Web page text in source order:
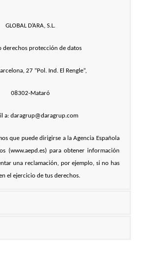
GLOBAL D’ARA, S.L.
derechos protección de datos
27 “Pol. Ind. El Rengle”,
08302-Mataró
a: daragrup@daragrup.com
que puede dirigirse a la Agencia Española
(www.aepd.es) para obtener información
una reclamación, por ejemplo, si no has
el ejercicio de tus derechos.